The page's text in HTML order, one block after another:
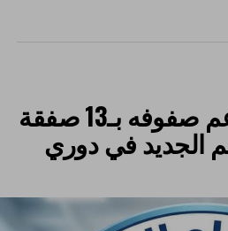
مياه البحيرة يدعم صفوفه بـ13 صفقة
الجديد في دوري